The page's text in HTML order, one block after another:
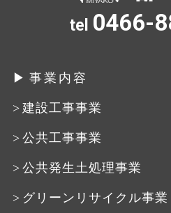
tel 0466-
事業内容
建設工事事業
公共工事事業
公共発生土処理事業
グリーンリサイクル事業